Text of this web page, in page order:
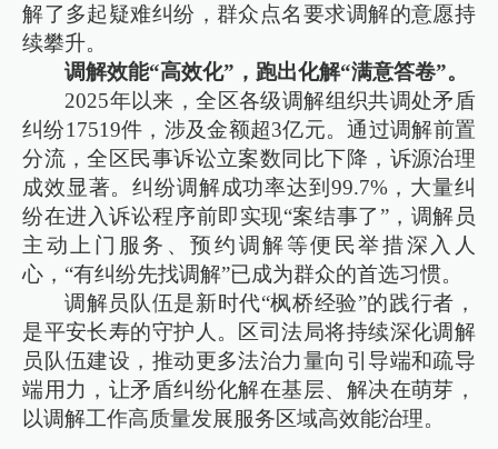
解了多起疑难纠纷，群众点名要求调解的意愿持
续攀升。
调解效能“高效化”，跑出化解“满意答卷”。
2025年以来，全区各级调解组织共调处矛盾
纠纷17519件，涉及金额超3亿元。通过调解前置
分流，全区民事诉讼立案数同比下降，诉源治理
成效显著。纠纷调解成功率达到99.7%，大量纠
纷在进入诉讼程序前即实现“案结事了”，调解员
主动上门服务、预约调解等便民举措深入人
心，“有纠纷先找调解”已成为群众的首选习惯。
调解员队伍是新时代“枫桥经验”的践行者，
是平安长寿的守护人。区司法局将持续深化调解
员队伍建设，推动更多法治力量向引导端和疏导
端用力，让矛盾纠纷化解在基层、解决在萌芽，
以调解工作高质量发展服务区域高效能治理。